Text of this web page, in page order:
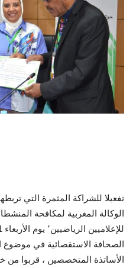
تفعيلا للشراكة المثمرة التي
الوكالة المغربية لمكافحة
الصحافة الاستقصائية في
الأساتذة المتخصصين ، قربوا من